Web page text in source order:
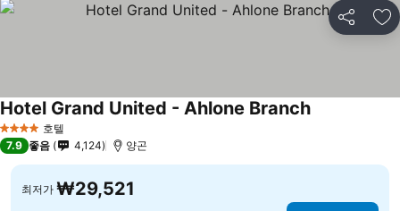
공유 즐
4 성급 호텔
Hotel Grand United - Ahlone Branch
7.9 좋음 4,124 양곤
최저가 ₩29,521